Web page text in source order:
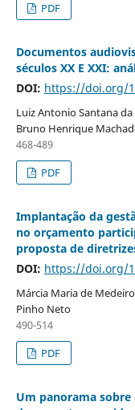
PDF
Documentos
séculos XX E XXI:
DOI: https://doi.org/
Luiz Antonio Santana
Bruno Henrique
468-489
PDF
Implantação da
no orçamento
proposta de
DOI: https://doi.org/
Márcia Maria de
Pinho Neto
490-514
PDF
Um panorama